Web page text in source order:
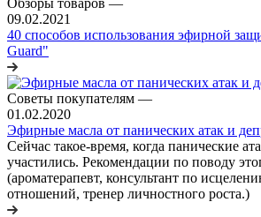
Обзоры товаров —
09.02.2021
40 способов использования эфирной
Guard"
Советы покупателям —
01.02.2020
Эфирные масла от панических атак и
Сейчас такое-время, когда панические
участились. Рекомендации по поводу
(ароматерапевт, консультант по
отношений, тренер личностного роста.)